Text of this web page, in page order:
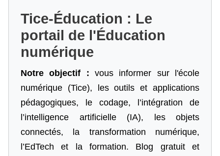
Tice-Éducation : Le
portail de l'Éducation
numérique
Notre objectif : vous informer sur l'école
numérique (Tice), les outils et applications
pédagogiques, le codage,
l’intégration de
l’intelligence artificielle (IA), les objets
connectés, la transformation numérique,
l’EdTech et la formation. Blog gratuit et